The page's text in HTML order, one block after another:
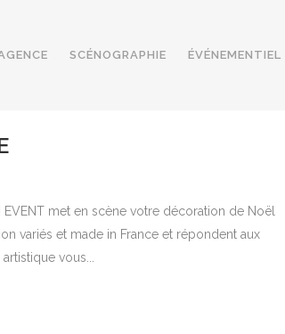
SCÉNOGRAPHIE ÉVÉNEMENTIEL
met en scène votre décoration de Noël
variés et made in France et répondent aux
vous...